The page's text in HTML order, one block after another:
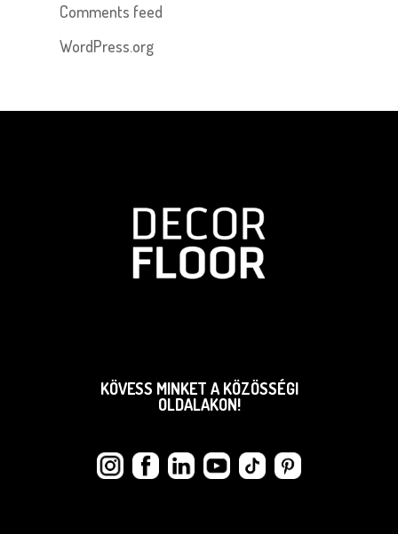
Comments feed
WordPress.org
KÖVESS MINKET A KÖZÖSSÉGI
OLDALAKON!